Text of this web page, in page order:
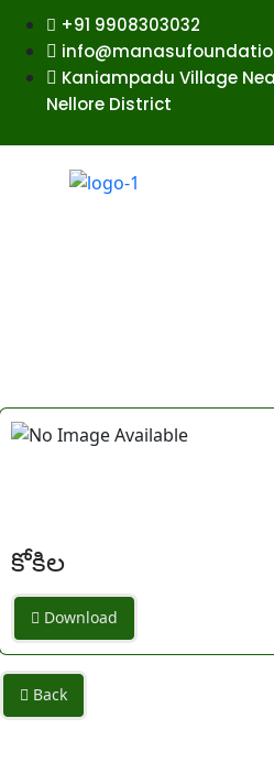
+91 9908303032
Kaniampadu Village
Nellore District
కోకిల
Download
Back